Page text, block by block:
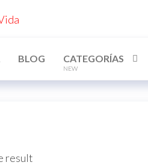
Vida
BLOG CATEGORÍAS
NEW
result